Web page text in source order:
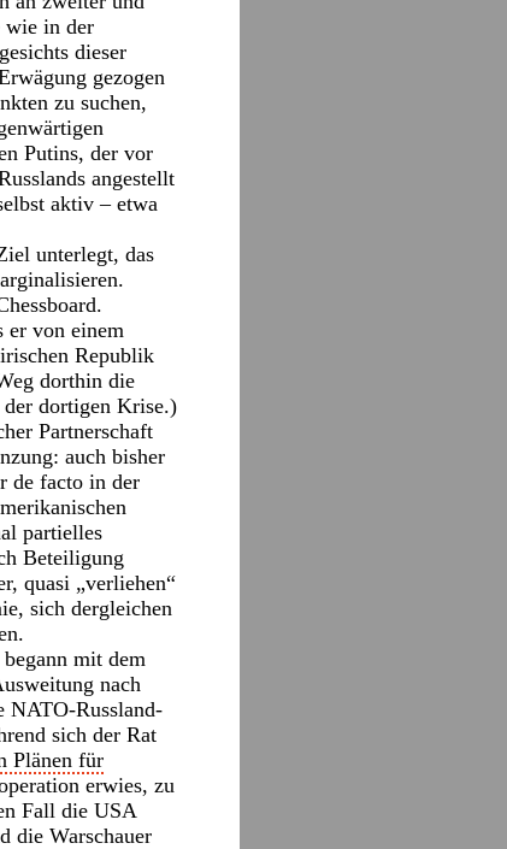
wie in der
dieser
gezogen
zu suchen,
Putins, der vor
angestellt
aktiv – etwa
unterlegt, das
er von einem
Republik
dorthin die
dortigen Krise.)
Partnerschaft
auch bisher
de facto in der
partielles
Beteiligung
quasi „verliehen“
sich dergleichen
mit dem
nach
NATO-Russland-
sich der Rat
Plänen für
erwies, zu
Fall die USA
die Warschauer